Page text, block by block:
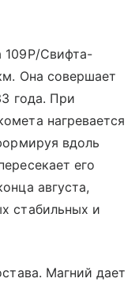
109P/Свифта-
Она совершает
года. При
нагревается
вдоль
его
августа,
стабильных и
Магний дает